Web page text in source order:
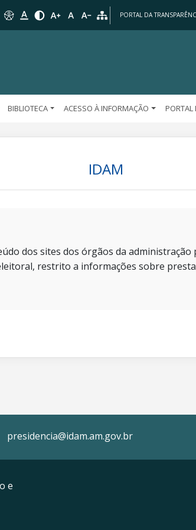
PORTAL DA
BIBLIOTECA ACESSO À INFORMAÇÃO PORTAL
IDAM
dos sites dos órgãos da
restrito a informações sobre
presidencia@idam.am.gov.br
e